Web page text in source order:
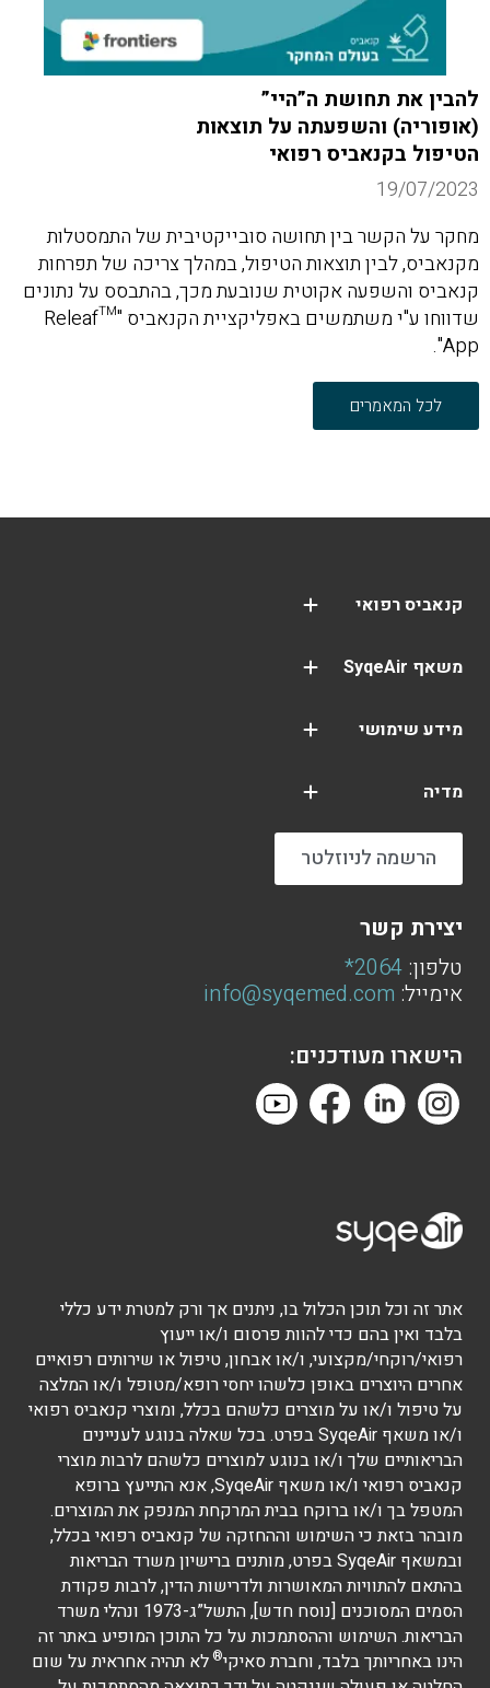
להבין את תחושת ה”היי”
(אופוריה) והשפעתה על תוצאות
הטיפול בקנאביס רפואי
19/07/2023
מחקר על הקשר בין תחושה סובייקטיבית של התמסטלות
מקנאביס, לבין תוצאות הטיפול, במהלך צריכה של תפרחות
קנאביס והשפעה אקוטית שנובעת מכך, בהתבסס על נתונים
שדווחו ע"י משתמשים באפליקציית הקנאביס "™Releaf
App".
לכל המאמרים
קנאביס רפואי
משאף SyqeAir
מידע שימושי
מדיה
הרשמה לניוזלטר
יצירת קשר
טלפון: 2064*
אימייל: info@syqemed.com
הישארו מעודכנים:
אתר זה וכל תוכן הכלול בו, ניתנים אך ורק למטרת ידע כללי
בלבד ואין בהם כדי להוות פרסום ו/או ייעוץ
רפואי/רוקחי/מקצועי, ו/או אבחון, טיפול או שירותים רפואיים
אחרים היוצרים באופן כלשהו יחסי רופא/מטופל ו/או המלצה
על טיפול ו/או על מוצרים כלשהם בכלל, ומוצרי קנאביס רפואי
ו/או משאף SyqeAir בפרט. בכל שאלה בנוגע לעניינים
הבריאותיים שלך ו/או בנוגע למוצרים כלשהם לרבות מוצרי
קנאביס רפואי ו/או משאף SyqeAir, אנא התייעץ ברופא
המטפל בך ו/או ברוקח בבית המרקחת המנפק את המוצרים.
מובהר בזאת כי השימוש וההחזקה של קנאביס רפואי בכלל,
ובמשאף SyqeAir בפרט, מותנים ברישיון משרד הבריאות
בהתאם להתוויות המאושרות ולדרישות הדין, לרבות פקודת
הסמים המסוכנים [נוסח חדש], התשל”ג-1973 ונהלי משרד
הבריאות. השימוש וההסתמכות על כל התוכן המופיע באתר זה
הינו באחריותך בלבד, וחברת סאיקי® לא תהיה אחראית על שום